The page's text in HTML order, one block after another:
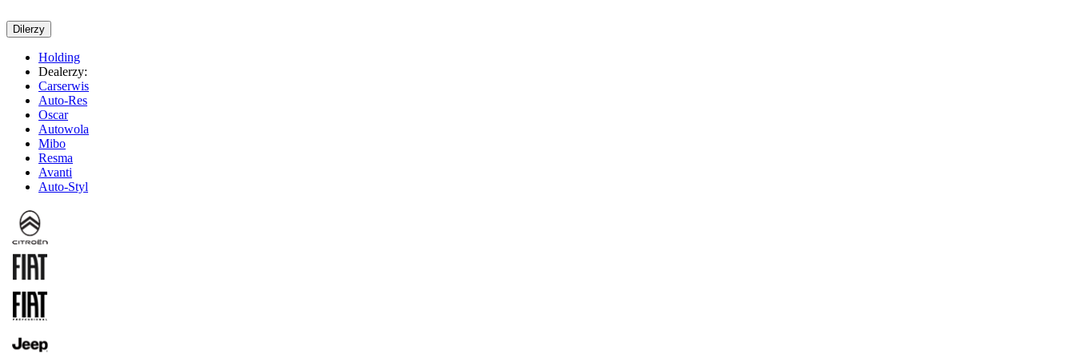
Dilerzy
Holding
Dealerzy:
Carserwis
Auto-Res
Oscar
Autowola
Mibo
Resma
Avanti
Auto-Styl